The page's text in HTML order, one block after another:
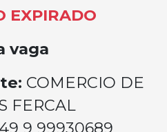
EXPIRADO
vaga
COMERCIO DE
FERCAL
49 9 99930689